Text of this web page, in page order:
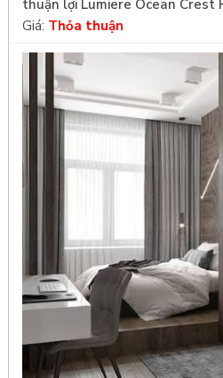
thuận lợi Lumiere Ocean Crest
Giá: Thỏa thuận